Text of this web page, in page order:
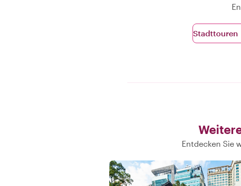
Stadttouren
Entdecken Sie